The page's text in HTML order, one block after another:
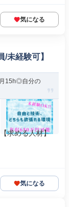
気になる
未経験可】
月15h◎自分の
める人材】
気になる